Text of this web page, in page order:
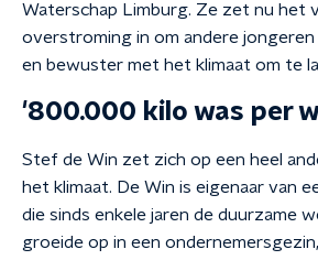
Waterschap Limburg. Ze zet nu het
overstroming in om andere
en bewuster met het klimaat om te
'800.000 kilo was per
Stef de Win zet zich op een heel
het klimaat. De Win is eigenaar van
die sinds enkele jaren de duurzame
groeide op in een